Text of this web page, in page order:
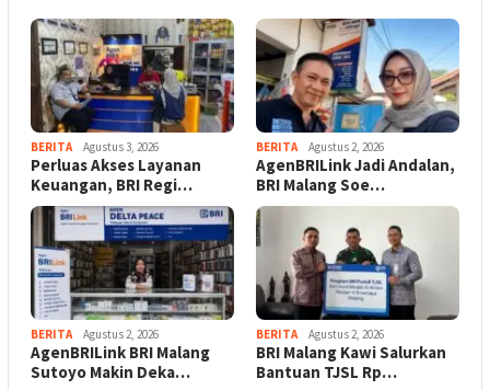
BERITA Agustus 3, 2026
Perluas Akses Layanan
Keuangan, BRI Regi…
BERITA Agustus 2, 2026
AgenBRILink Jadi Andalan,
BRI Malang Soe…
BERITA Agustus 2, 2026
AgenBRILink BRI Malang
Sutoyo Makin Deka…
BERITA Agustus 2, 2026
BRI Malang Kawi Salurkan
Bantuan TJSL Rp…